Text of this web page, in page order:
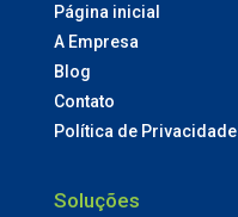
Página inicial
A Empresa
Blog
Contato
Política de Privacidade
Soluções